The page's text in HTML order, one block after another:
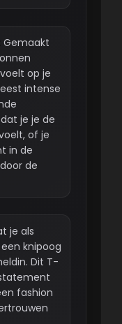
Gemaakt
op je
intense
je je de
of je
in de
de
je als
knipoog
Dit T-
fashion